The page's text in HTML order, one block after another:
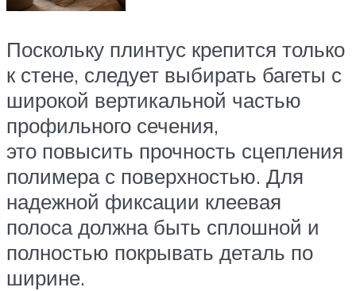
Поскольку плинтус крепится только
к стене, следует выбирать багеты с
широкой вертикальной частью
профильного сечения,
это повысить прочность сцепления
полимера с поверхностью. Для
надежной фиксации клеевая
полоса должна быть сплошной и
полностью покрывать деталь по
ширине.